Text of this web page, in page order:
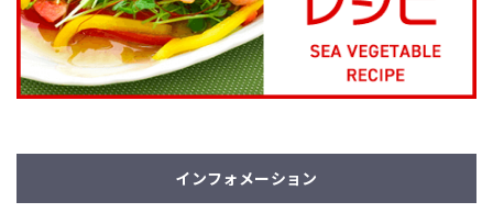
インフォメーション